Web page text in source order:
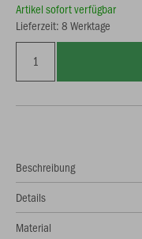
Artikel sofort verfügbar
Lieferzeit: 8 Werktage
Beschreibung
Details
Material